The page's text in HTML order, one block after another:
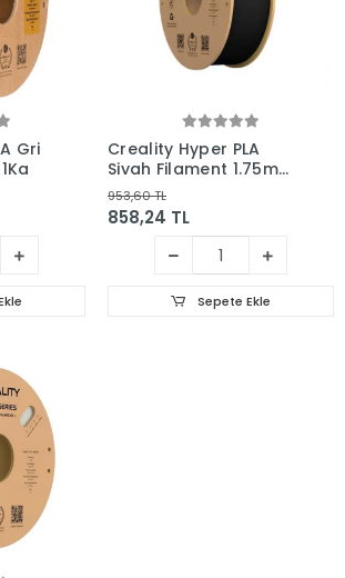
Gri
Creality Hyper PLA
Siyah Filament 1.75mm
1Kg
953,60 TL
858,24 TL
Sepete Ekle